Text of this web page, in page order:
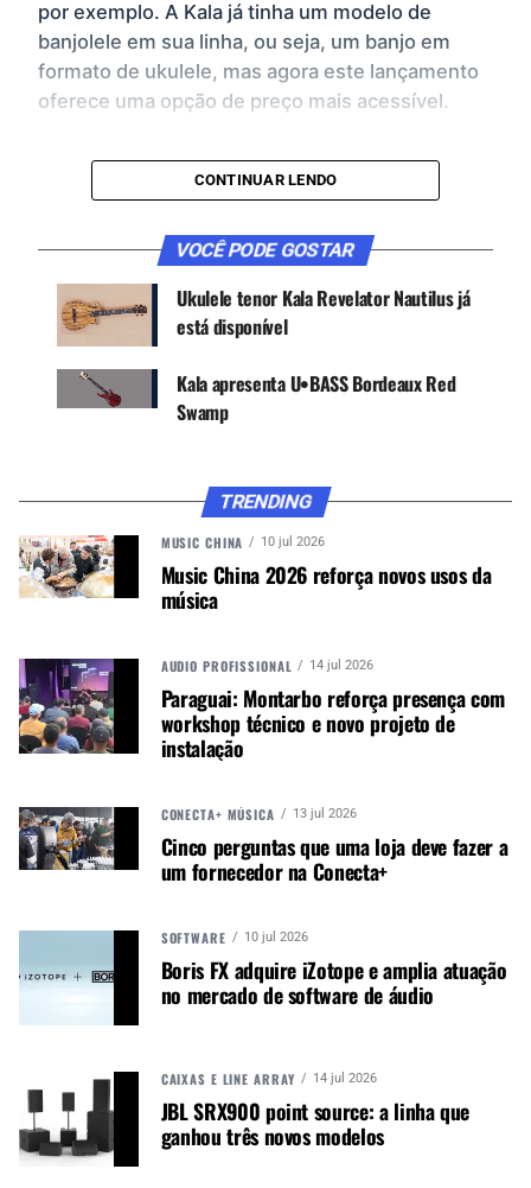
por exemplo. A Kala já tinha um modelo de
banjolele em sua linha, ou seja, um banjo em
formato de ukulele, mas agora este lançamento
oferece uma opção de preço mais acessível.
O banjolele
Natural Mahogany Banjo Concert
Ukulelese junta à linha Americana da empresa,
com uma opção de preço mais baixo e aparência
Maple.
Receba novas matérias do Música & Mercado no
WhatsApp e no Google News.
Google News
CONTINUAR LENDO
VOCÊ PODE GOSTAR
Ukulele tenor Kala Revelator Nautilus já
está disponível
Kala apresenta U•BASS Bordeaux Red
Swamp
TRENDING
MUSIC CHINA 10 jul 2026
Music China 2026 reforça novos usos da
música
AUDIO PROFISSIONAL 14 jul 2026
Paraguai: Montarbo reforça presença com
workshop técnico e novo projeto de
instalação
CONECTA+ MÚSICA 13 jul 2026
Cinco perguntas que uma loja deve fazer a
um fornecedor na Conecta+
SOFTWARE 10 jul 2026
Boris FX adquire iZotope e amplia atuação
no mercado de software de áudio
CAIXAS E LINE ARRAY 14 jul 2026
JBL SRX900 point source: a linha que
ganhou três novos modelos